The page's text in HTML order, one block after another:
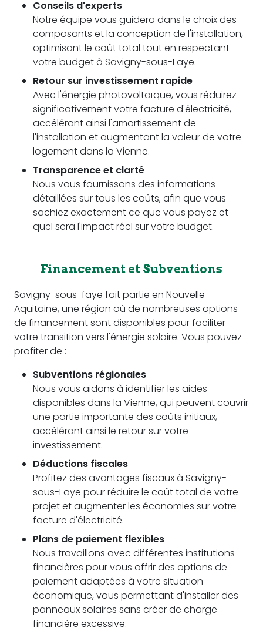
Conseils d'experts
Notre équipe vous guidera dans le choix des
composants et la conception de l'installation,
optimisant le coût total tout en respectant
votre budget à Savigny-sous-Faye.
Retour sur investissement rapide
Avec l'énergie photovoltaïque, vous réduirez
significativement votre facture d'électricité,
accélérant ainsi l'amortissement de
l'installation et augmentant la valeur de votre
logement dans la Vienne.
Transparence et clarté
Nous vous fournissons des informations
détaillées sur tous les coûts, afin que vous
sachiez exactement ce que vous payez et
quel sera l'impact réel sur votre budget.
Financement et Subventions
Savigny-sous-faye fait partie en Nouvelle-
Aquitaine, une région où de nombreuses options
de financement sont disponibles pour faciliter
votre transition vers l'énergie solaire. Vous pouvez
profiter de :
Subventions régionales
Nous vous aidons à identifier les aides
disponibles dans la Vienne, qui peuvent couvrir
une partie importante des coûts initiaux,
accélérant ainsi le retour sur votre
investissement.
Déductions fiscales
Profitez des avantages fiscaux à Savigny-
sous-Faye pour réduire le coût total de votre
projet et augmenter les économies sur votre
facture d'électricité.
Plans de paiement flexibles
Nous travaillons avec différentes institutions
financières pour vous offrir des options de
paiement adaptées à votre situation
économique, vous permettant d'installer des
panneaux solaires sans créer de charge
financière excessive.